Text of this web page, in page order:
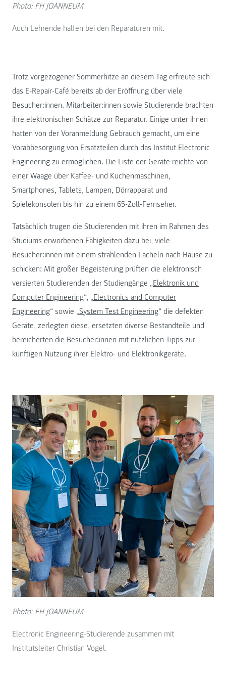
Photo: FH JOANNEUM
Auch Lehrende halfen bei den Reparaturen mit.
Trotz vorgezogener Sommerhitze an diesem Tag erfreute sich
das E-Repair-Café bereits ab der Eröffnung über viele
Besucher:innen. Mitarbeiter:innen sowie Studierende brachten
ihre elektronischen Schätze zur Reparatur. Einige unter ihnen
hatten von der Voranmeldung Gebrauch gemacht, um eine
Vorabbesorgung von Ersatzteilen durch das Institut Electronic
Engineering zu ermöglichen. Die Liste der Geräte reichte von
einer Waage über Kaffee- und Küchenmaschinen,
Smartphones, Tablets, Lampen, Dörrapparat und
Spielekonsolen bis hin zu einem 65-Zoll-Fernseher.
Tatsächlich trugen die Studierenden mit ihren im Rahmen des
Studiums erworbenen Fähigkeiten dazu bei, viele
Besucher:innen mit einem strahlenden Lächeln nach Hause zu
schicken: Mit großer Begeisterung prüften die elektronisch
versierten Studierenden der Studiengänge „Elektronik und
Computer Engineering“, „Electronics and Computer
Engineering“ sowie „System Test Engineering“ die defekten
Geräte, zerlegten diese, ersetzten diverse Bestandteile und
bereicherten die Besucher:innen mit nützlichen Tipps zur
künftigen Nutzung ihrer Elektro- und Elektronikgeräte.
Photo: FH JOANNEUM
Electronic Engineering-Studierende zusammen mit
Institutsleiter Christian Vogel.